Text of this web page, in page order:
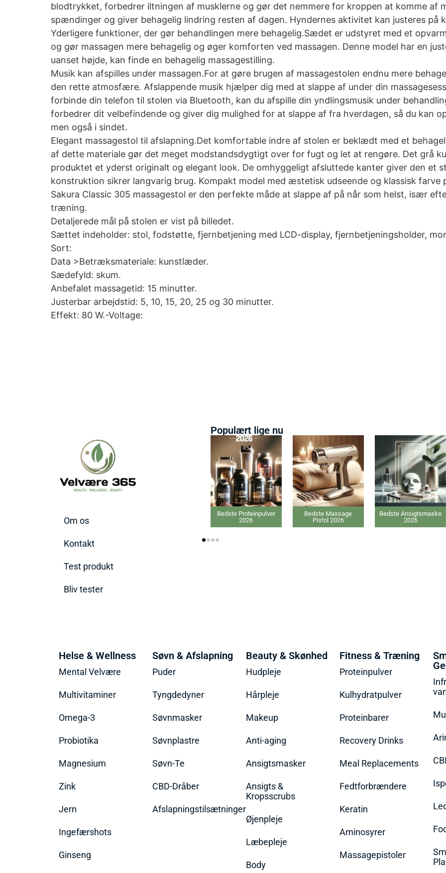
blodtrykket, forbedrer iltningen af musklerne og gør det nemmere for kroppen at komme af
spændinger og giver behagelig lindring resten af dagen. Hyndernes aktivitet kan justeres på
Yderligere funktioner, der gør behandlingen mere behagelig.Sædet er udstyret med et
og gør massagen mere behagelig og øger komforten ved massagen. Denne model har en
uanset højde, kan finde en behagelig massagestilling.
Musik kan afspilles under massagen.For at gøre brugen af massagestolen endnu mere
den rette atmosfære. Afslappende musik hjælper dig med at slappe af under din
forbinde din telefon til stolen via Bluetooth, kan du afspille din yndlingsmusik under
forbedrer dit velbefindende og giver dig mulighed for at slappe af fra hverdagen, så du kan
men også i sindet.
Elegant massagestol til afslapning.Det komfortable indre af stolen er beklædt med et
af dette materiale gør det meget modstandsdygtigt over for fugt og let at rengøre. Det grå
produktet et yderst originalt og elegant look. De omhyggeligt afsluttede kanter giver den et
konstruktion sikrer langvarig brug. Kompakt model med æstetisk udseende og klassisk
Sakura Classic 305 massagestol er den perfekte måde at slappe af på når som helst, især
træning.
Detaljerede mål på stolen er vist på billedet.
Sættet indeholder: stol, fodstøtte, fjernbetjening med LCD-display, fjernbetjeningsholder,
Sort:
Data >Betræksmateriale: kunstlæder.
Sædefyld: skum.
Anbefalet massagetid: 15 minutter.
Justerbar arbejdstid: 5, 10, 15, 20, 25 og 30 minutter.
Effekt: 80 W.-Voltage:
Om os
Kontakt
Test produkt
Bliv tester
Populært lige nu
Bedste Massage
Pistol 2026
Bedste Ansigtsmaske
2026
Bedste elektriske
Varmepude 2026
Helse & Wellness
Mental Velvære
Multivitaminer
Omega-3
Probiotika
Magnesium
Zink
Jern
Ingefærshots
Ginseng
Søvn & Afslapning
Puder
Tyngdedyner
Søvnmasker
Søvnplastre
Søvn-Te
CBD-Dråber
Afslapningstilsætninger
Beauty & Skønhed
Hudpleje
Hårpleje
Makeup
Anti-aging
Ansigtsmasker
Ansigts &
Kropsscrubs
Øjenpleje
Læbepleje
Body
Fitness & Træning
Proteinpulver
Kulhydratpulver
Proteinbarer
Recovery Drinks
Meal Replacements
Fedtforbrændere
Keratin
Aminosyrer
Massagepistoler